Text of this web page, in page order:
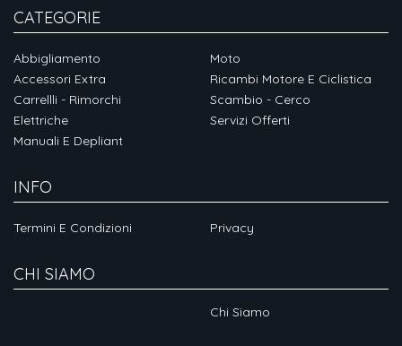
CATEGORIE
Abbigliamento
Accessori Extra
Carrellli - Rimorchi
Elettriche
Manuali E Depliant
Moto
Ricambi Motore E Ciclistica
Scambio - Cerco
Servizi Offerti
INFO
Termini E Condizioni Privacy
CHI SIAMO
Chi Siamo